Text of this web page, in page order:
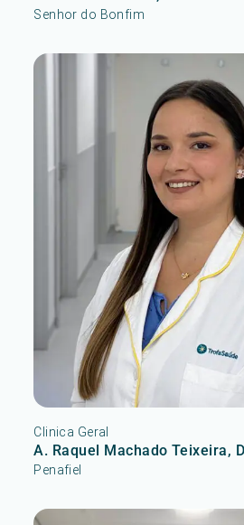
Senhor do Bonfim
Clinica Geral
A. Raquel Machado Teixeira,
Penafiel